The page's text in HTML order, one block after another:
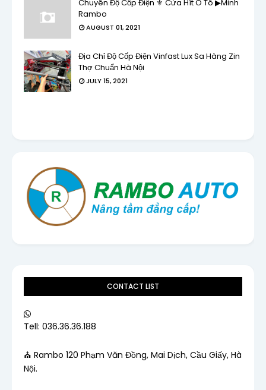
Chuyên Độ Cốp Điện ⚜ Cửa Hít Ô Tô ▶Minh
Rambo
AUGUST 01, 2021
Địa Chỉ Độ Cốp Điện Vinfast Lux Sa Hàng Zin
Thợ Chuẩn Hà Nội
JULY 15, 2021
CONTACT LIST
Tell: 036.36.36.188
⛪ Rambo 120 Phạm Văn Đồng, Mai Dịch, Cầu Giấy, Hà
Nội.